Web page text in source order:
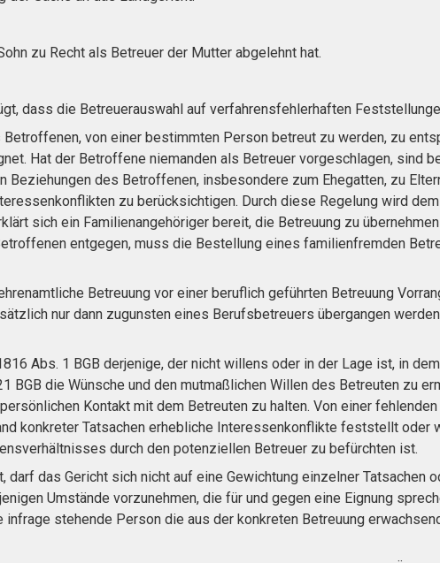
zu Recht als Betreuer der Mutter abgelehnt hat.
dass die Betreuerauswahl auf verfahrensfehlerhaften
von einer bestimmten Person betreut zu werden, zu
Hat der Betroffene niemanden als Betreuer vorgeschlagen, sind
Beziehungen des Betroffenen, insbesondere zum Ehegatten, zu
zu berücksichtigen. Durch diese Regelung wird
sich ein Familienangehöriger bereit, die Betreuung zu
entgegen, muss die Bestellung eines familienfremden
Betreuung vor einer beruflich geführten Betreuung
nur dann zugunsten eines Berufsbetreuers übergangen
Abs. 1 BGB derjenige, der nicht willens oder in der Lage ist, in
BGB die Wünsche und den mutmaßlichen Willen des Betreuten zu
Kontakt mit dem Betreuten zu halten. Von einer
konkreter Tatsachen erhebliche Interessenkonflikte feststellt oder
durch den potenziellen Betreuer zu befürchten ist.
das Gericht sich nicht auf eine Gewichtung einzelner Tatsachen
Umstände vorzunehmen, die für und gegen eine Eignung
stehende Person die aus der konkreten Betreuung